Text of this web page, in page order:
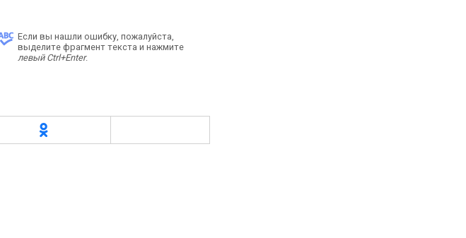
Если вы нашли ошибку, пожалуйста,
выделите фрагмент текста и нажмите
левый Ctrl+Enter.